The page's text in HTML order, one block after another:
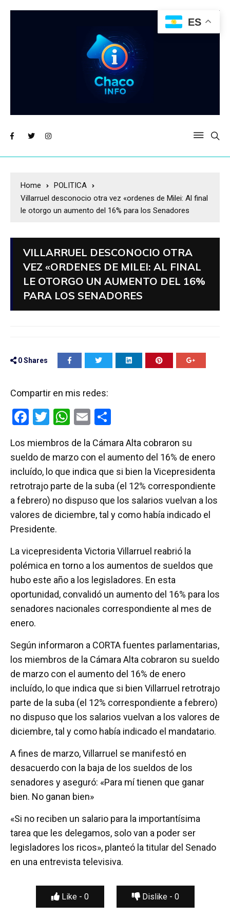
Home
POLITICA
Villarruel desconocio otra vez «ordenes de Milei: Al final
le otorgo un aumento del 16% para los Senadores
VILLARRUEL DESCONOCIO OTRA
VEZ «ORDENES DE MILEI: AL FINAL
LE OTORGO UN AUMENTO DEL 16%
PARA LOS SENADORES
0Shares
Compartir en mis redes:
F
ce
b
o
o
k
T
tt
er
W
at
s
A
p
p
E
ail m
p
ar
tir
Los miembros de la Cámara Alta cobraron su
sueldo de marzo con el aumento del 16% de enero
incluído, lo que indica que si bien la Vicepresidenta
retrotrajo parte de la suba (el 12% correspondiente
a febrero) no dispuso que los salarios vuelvan a los
valores de diciembre, tal y como había indicado el
Presidente.
La vicepresidenta Victoria Villarruel reabrió la
polémica en torno a los aumentos de sueldos que
hubo este año a los legisladores. En esta
oportunidad, convalidó un aumento del 16% para los
senadores nacionales correspondiente al mes de
enero.
Según informaron a CORTA fuentes parlamentarias,
los miembros de la Cámara Alta cobraron su sueldo
de marzo con el aumento del 16% de enero
incluído, lo que indica que si bien Villarruel retrotrajo
parte de la suba (el 12% correspondiente a febrero)
no dispuso que los salarios vuelvan a los valores de
diciembre, tal y como había indicado el mandatario.
A fines de marzo, Villarruel se manifestó en
desacuerdo con la baja de los sueldos de los
senadores y aseguró: «Para mí tienen que ganar
bien. No ganan bien»
«Si no reciben un salario para la importantísima
tarea que les delegamos, solo van a poder ser
legisladores los ricos», planteó la titular del Senado
en una entrevista televisiva.
Like - 0 Dislike - 0
ES